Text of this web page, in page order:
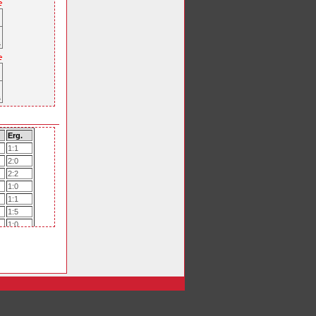
Erg.
1:1
2:0
2:2
1:0
1:1
1:5
1:0
0:4